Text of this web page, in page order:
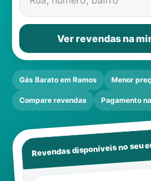
Ver revendas na
Gás Barato em Ramos Menor
Compare revendas Pagamento
Revendas disponíveis no seu